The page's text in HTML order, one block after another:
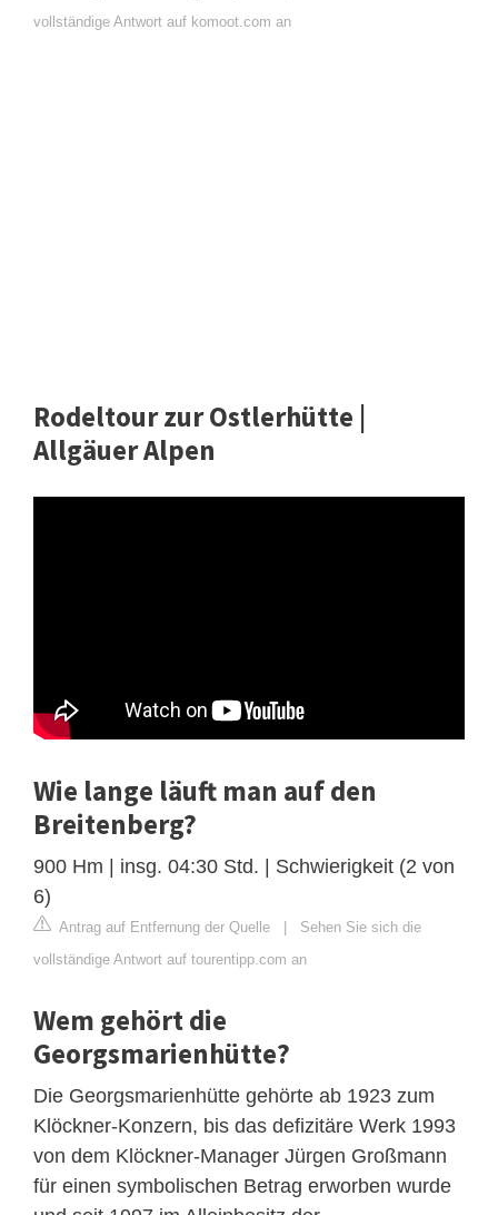
vollständige Antwort auf komoot.com an
Rodeltour zur Ostlerhütte |
Allgäuer Alpen
Wie lange läuft man auf den
Breitenberg?
900 Hm | insg. 04:30 Std. | Schwierigkeit (2 von
6)
Antrag auf Entfernung der Quelle | Sehen Sie sich die
vollständige Antwort auf tourentipp.com an
Wem gehört die
Georgsmarienhütte?
Die Georgsmarienhütte gehörte ab 1923 zum
Klöckner-Konzern, bis das defizitäre Werk 1993
von dem Klöckner-Manager Jürgen Großmann
für einen symbolischen Betrag erworben wurde